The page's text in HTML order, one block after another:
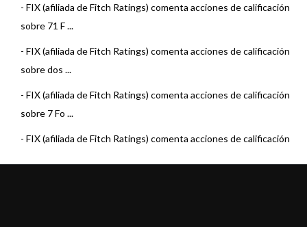
- FIX (afiliada de Fitch Ratings) comenta acciones de calificación
sobre 71 F ...
- FIX (afiliada de Fitch Ratings) comenta acciones de calificación
sobre dos ...
- FIX (afiliada de Fitch Ratings) comenta acciones de calificación
sobre 7 Fo ...
- FIX (afiliada de Fitch Ratings) comenta acciones de calificación